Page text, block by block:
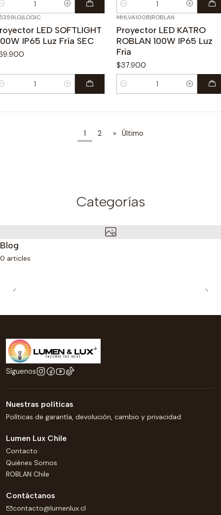
Cantidad
|LOGIC
LED SOFTLIGHT
IP65 Luz Fría SEC
MHLVA100B|ROBLAN
Proyector LED KATRO
ROBLAN 100W IP65 Luz
Fria
$37.900
Cantidad
1 2 » Último
Categorías
Blog
0 articles
Síguenos
Nuestras políticas
Políticas de garantía, devolución, cambio y privacidad
Lumen Lux Chile
Contacto
Quiénes Somos
ROBLAN Chile
Contáctanos
contacto@lumenlux.cl